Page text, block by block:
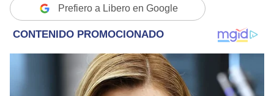
Prefiero a Libero en Google